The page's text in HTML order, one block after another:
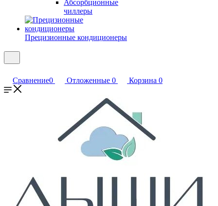
Абсорбционные
чиллеры
Прецизионные кондиционеры
Сравнение0 Отложенные 0 Корзина 0